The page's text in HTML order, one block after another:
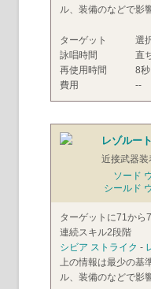
ル、装備のなどで影
ターゲット
選
詠唱時間
直
再使用時間
8秒
費用
--
レゾルー
近接武器
ソード
シールド
ターゲットに71から
連続スキル2段階
シビア ストライク -
上の情報は最少の基
ル、装備のなどで影